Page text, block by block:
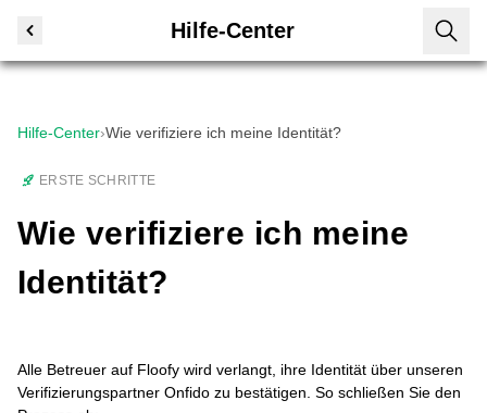
Hilfe-Center
Hilfe-Center›Wie verifiziere ich meine Identität?
ERSTE SCHRITTE
Wie verifiziere ich meine
Identität?
Alle Betreuer auf Floofy wird verlangt, ihre Identität über unseren
Verifizierungspartner Onfido zu bestätigen. So schließen Sie den